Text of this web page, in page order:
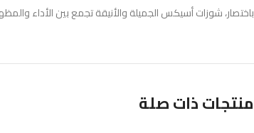
باختصار، شوزات أسيكس الجميلة والأنيقة تجمع بين الأداء
منتجات ذات صلة